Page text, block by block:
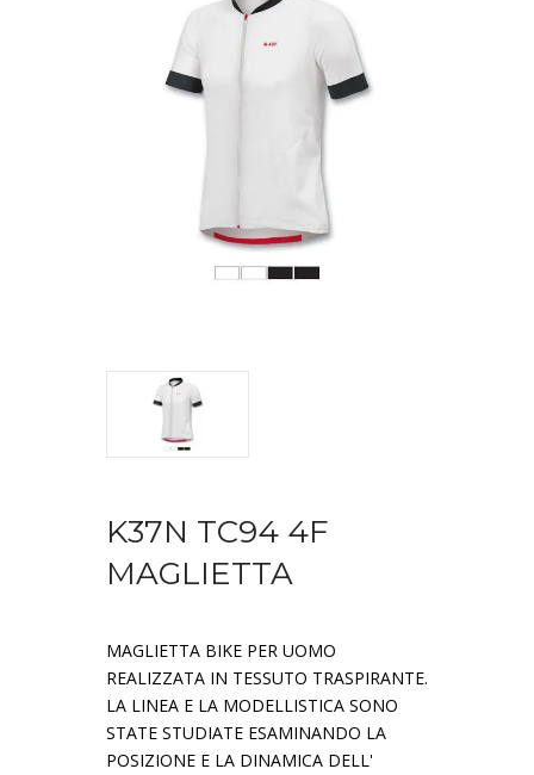
K37N TC94 4F
MAGLIETTA
MAGLIETTA BIKE PER UOMO
REALIZZATA IN TESSUTO TRASPIRANTE.
LA LINEA E LA MODELLISTICA SONO
STATE STUDIATE ESAMINANDO LA
POSIZIONE E LA DINAMICA DELL'